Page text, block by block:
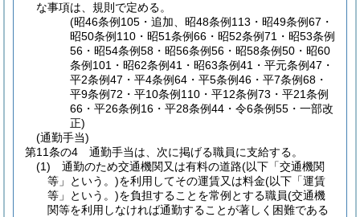
な事項は、規則で定める。
(昭46条例105・追加、昭48条例113・昭49条例67・
昭50条例110・昭51条例66・昭52条例71・昭53条例
56・昭54条例58・昭56条例56・昭58条例50・昭60
条例101・昭62条例41・昭63条例41・平元条例47・
平2条例47・平4条例64・平5条例46・平7条例68・
平9条例72・平10条例110・平12条例73・平21条例
66・平26条例16・平28条例44・令6条例55・一部改
正)
(通勤手当)
第11条の4
通勤手当は、次に掲げる職員に支給する。
(1)
通勤のため交通機関又は有料の道路(以下「交通機関
等」という。)を利用してその運賃又は料金(以下「運賃
等」という。)を負担することを常例とする職員(交通機
関等を利用しなければ通勤することが著しく困難である